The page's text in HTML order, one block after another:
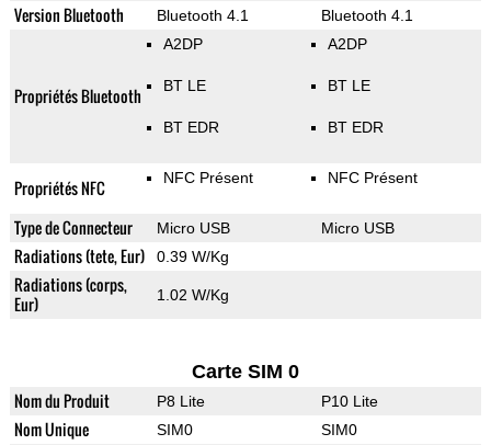
Version Bluetooth Bluetooth 4.1 Bluetooth 4.1
Propriétés Bluetooth
A2DP
BT LE
BT EDR
A2DP
BT LE
BT EDR
Propriétés NFC NFC Présent NFC Présent
Type de Connecteur Micro USB Micro USB
Radiations (tete, Eur) 0.39 W/Kg
Radiations (corps,
Eur)
1.02 W/Kg
Carte SIM 0
Nom du Produit P8 Lite P10 Lite
Nom Unique SIM0 SIM0